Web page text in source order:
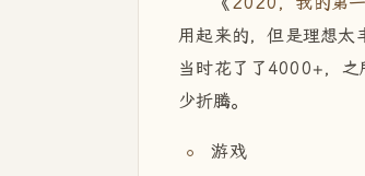
用起来的，但是理想太
当时花了了4000+，之
少折腾。
游戏